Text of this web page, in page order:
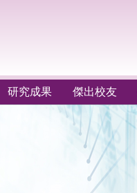
研究成果 傑出校友